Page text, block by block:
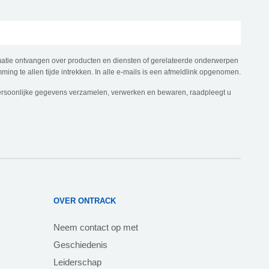
ontvangen over producten en diensten of gerelateerde onderwerpen
te allen tijde intrekken. In alle e-mails is een afmeldlink opgenomen.
gegevens verzamelen, verwerken en bewaren, raadpleegt u
OVER ONTRACK
Neem contact op met
Geschiedenis
Leiderschap